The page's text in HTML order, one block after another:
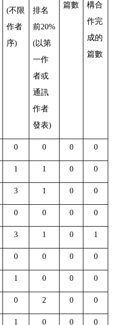
篇數
構合
作完
成的
篇數
(不限
作者
序)
排名
前20%
(以第
一作
者或
通訊
作者
發表)
0 0 0 0
1 1 0 0
3 1 0 0
0 0 0 0
3 1 0 1
0 0 0 0
1 0 0 0
0 2 0 0
1 0 0 0